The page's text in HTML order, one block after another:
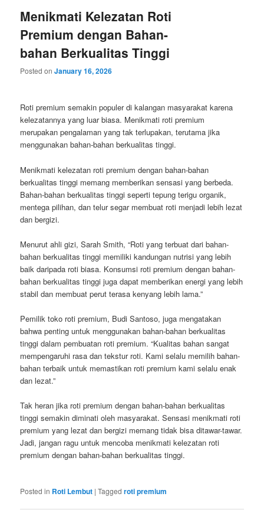
Menikmati Kelezatan Roti
Premium dengan Bahan-
bahan Berkualitas Tinggi
Posted onJanuary 16, 2026
Roti premium semakin populer di kalangan masyarakat karena
kelezatannya yang luar biasa. Menikmati roti premium
merupakan pengalaman yang tak terlupakan, terutama jika
menggunakan bahan-bahan berkualitas tinggi.
Menikmati kelezatan roti premium dengan bahan-bahan
berkualitas tinggi memang memberikan sensasi yang berbeda.
Bahan-bahan berkualitas tinggi seperti tepung terigu organik,
mentega pilihan, dan telur segar membuat roti menjadi lebih lezat
dan bergizi.
Menurut ahli gizi, Sarah Smith, “Roti yang terbuat dari bahan-
bahan berkualitas tinggi memiliki kandungan nutrisi yang lebih
baik daripada roti biasa. Konsumsi roti premium dengan bahan-
bahan berkualitas tinggi juga dapat memberikan energi yang lebih
stabil dan membuat perut terasa kenyang lebih lama.”
Pemilik toko roti premium, Budi Santoso, juga mengatakan
bahwa penting untuk menggunakan bahan-bahan berkualitas
tinggi dalam pembuatan roti premium. “Kualitas bahan sangat
mempengaruhi rasa dan tekstur roti. Kami selalu memilih bahan-
bahan terbaik untuk memastikan roti premium kami selalu enak
dan lezat.”
Tak heran jika roti premium dengan bahan-bahan berkualitas
tinggi semakin diminati oleh masyarakat. Sensasi menikmati roti
premium yang lezat dan bergizi memang tidak bisa ditawar-tawar.
Jadi, jangan ragu untuk mencoba menikmati kelezatan roti
premium dengan bahan-bahan berkualitas tinggi.
Posted in Roti Lembut |Tagged roti premium